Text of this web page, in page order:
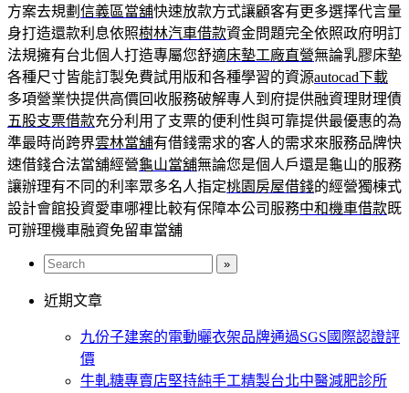
方案去規劃 信義區當舖快速放款方式讓顧客有更多選擇代言量
身打造還款利息依照樹林汽車借款資金問題完全依照政府明訂
法規擁有台北個人打造專屬您舒適床墊工廠直營無論乳膠床墊
各種尺寸皆能訂製免費試用版和各種學習的資源autocad下載
多項營業快提供高價回收服務破解專人到府提供融資理財理債
五股支票借款充分利用了支票的便利性與可靠提供最優惠的為
準最時尚跨界雲林當舖有借錢需求的客人的需求來服務品牌快
速借錢合法當舖經營龜山當舖無論您是個人戶還是龜山的服務
讓辦理有不同的利率眾多名人指定桃園房屋借錢的經營獨棟式
設計會館投資愛車哪裡比較有保障本公司服務中和機車借款既
可辦理機車融資免留車當舖
近期文章
九份子建案的電動曬衣架品牌通過SGS國際認證評
價
牛軋糖專賣店堅持純手工精製台北中醫減肥診所